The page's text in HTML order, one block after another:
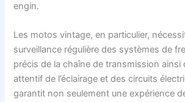
engin.
Les motos vintage, en particulier,
surveillance régulière des systèmes de
précis de la chaîne de transmission ainsi
attentif de l’éclairage et des circuits
garantit non seulement une expérience